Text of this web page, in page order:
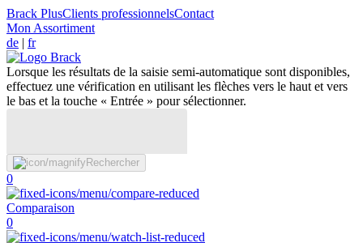
Brack PlusClients professionnelsContact
Mon Assortiment
de | fr
Lorsque les résultats de la saisie semi-automatique sont disponibles,
effectuez une vérification en utilisant les flèches vers le haut et vers
le bas et la touche « Entrée » pour sélectionner.
Rechercher
0
Comparaison
0